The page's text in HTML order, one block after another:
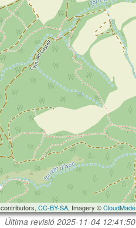
contributors, CC-BY-SA, Imagery ©CloudMade
Última revisió 2025-11-04 12:41:50